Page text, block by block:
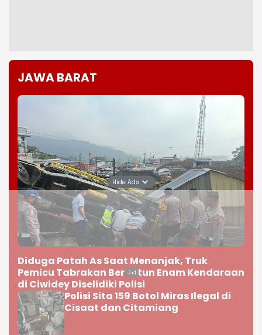
Diduga Patah As Saat Menanjak, Truk
Pemicu Tabrakan Beruntun Enam Kendaraan
di Ciwidey Diselidiki Polisi
Polisi Sita 159 Botol Miras Ilegal di
Cisaat dan Citamiang
Marbut Masjid di Purwakarta
Tewas Diserang Tetangga Saat
Hendak Azan, Polisi Amankan
Barang Bukti Sajam
BPBD Asesmen Rumah Warga di
Garut yang Rusak Akibat Gempa
Selengkapnya
Hide Ads